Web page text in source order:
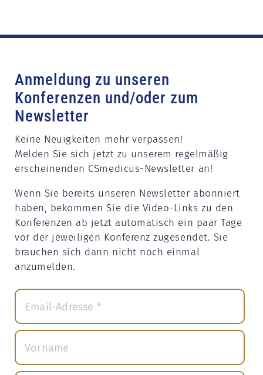
Anmeldung zu unseren
Konferenzen und/oder zum
Newsletter
Keine Neuigkeiten mehr verpassen!
Melden Sie sich jetzt zu unserem regelmäßig
erscheinenden CSmedicus-Newsletter an!
Wenn Sie bereits unseren Newsletter abonniert
haben, bekommen Sie die Video-Links zu den
Konferenzen ab jetzt automatisch ein paar Tage
vor der jeweiligen Konferenz zugesendet. Sie
brauchen sich dann nicht noch einmal
anzumelden.